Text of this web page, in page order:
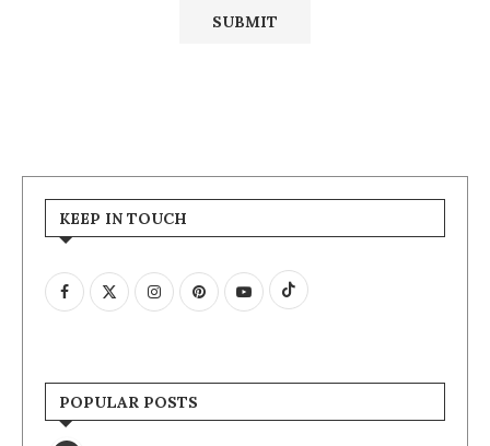
KEEP IN TOUCH
POPULAR POSTS